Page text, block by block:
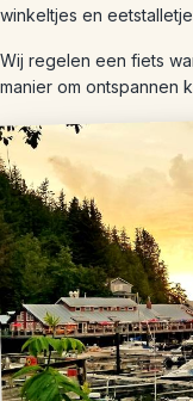
winkeltjes en
Wij regelen een fiets
manier om ontspannen